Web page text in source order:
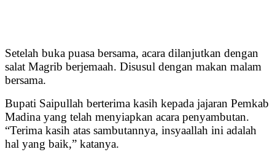
Setelah buka puasa bersama, acara dilanjutkan dengan
salat Magrib berjemaah. Disusul dengan makan malam
bersama.
Bupati Saipullah berterima kasih kepada jajaran Pemkab
Madina yang telah menyiapkan acara penyambutan.
“Terima kasih atas sambutannya, insyaallah ini adalah
hal yang baik,” katanya.